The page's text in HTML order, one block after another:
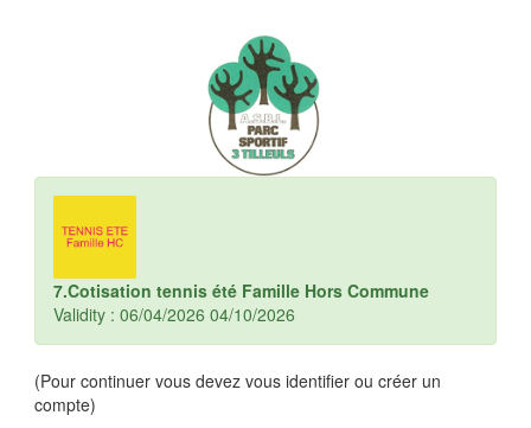
7.Cotisation tennis été Famille Hors Commune
Validity : 06/04/2026 04/10/2026
(Pour continuer vous devez vous identifier ou créer un
compte)